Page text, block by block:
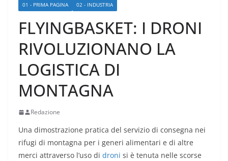
01 - PRIMA PAGINA 02 - INDUSTRIA
FLYINGBASKET: I DRONI
RIVOLUZIONANO LA
LOGISTICA DI
MONTAGNA
Redazione
Una dimostrazione pratica del servizio di consegna nei
rifugi di montagna per i generi alimentari e di altre
merci attraverso l’uso di droni si è tenuta nelle scorse